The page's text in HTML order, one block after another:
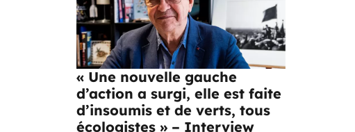
« Une nouvelle gauche
d’action a surgi, elle est faite
d’insoumis et de verts, tous
écologistes » – Interview